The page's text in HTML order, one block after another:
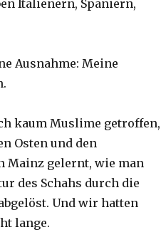
Italienern, Spaniern,
Ausnahme: Meine
kaum Muslime getroffen,
Osten und den
Mainz gelernt, wie man
des Schahs durch die
Und wir hatten
lange.